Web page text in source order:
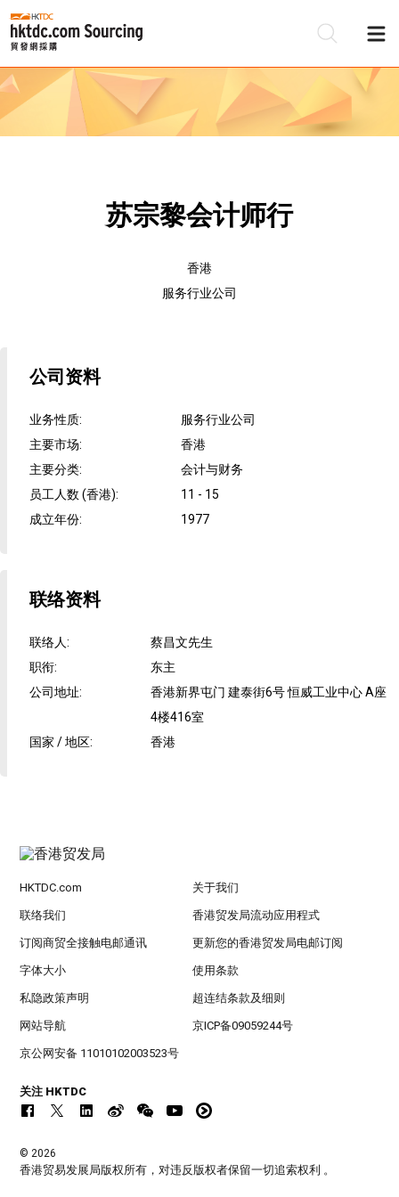
苏宗黎会计师行
香港
服务行业公司
公司资料
业务性质:
服务行业公司
主要市场:
香港
主要分类:
会计与财务
员工人数 (香港):
11 - 15
成立年份: 1977
联络资料
联络人:
蔡昌文先生
职衔:
东主
公司地址:
香港新界屯门 建泰街6号 恒威工业中心 A座
4楼416室
国家 / 地区: 香港
HKTDC.com 关于我们
联络我们 香港贸发局流动应用程式
订阅商贸全接触电邮通讯 更新您的香港贸发局电邮订阅
字体大小 使用条款
私隐政策声明 超连结条款及细则
网站导航 京ICP备09059244号
京公网安备 11010102003523号
关注 HKTDC
© 2026
香港贸易发展局版权所有，对违反版权者保留一切追索权利 。